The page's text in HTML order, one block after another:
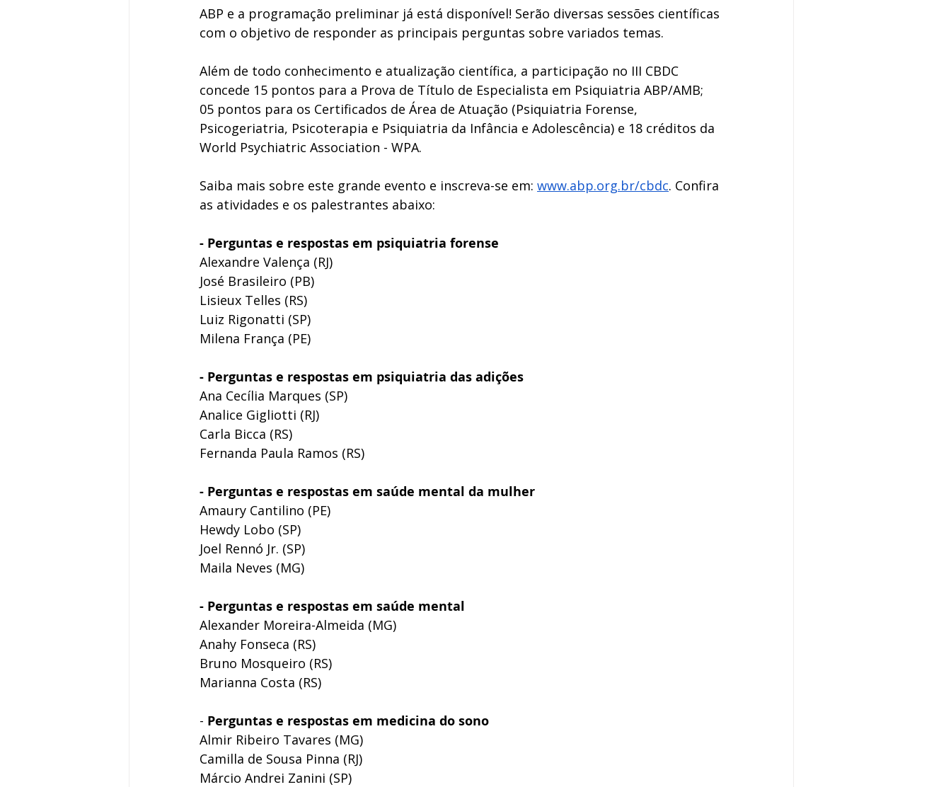
ABP e a programação preliminar já está disponível! Serão diversas sessões científicas
com o objetivo de responder as principais perguntas sobre variados temas.
Além de todo conhecimento e atualização científica, a participação no III CBDC
concede 15 pontos para a Prova de Título de Especialista em Psiquiatria ABP/AMB;
05 pontos para os Certificados de Área de Atuação (Psiquiatria Forense,
Psicogeriatria, Psicoterapia e Psiquiatria da Infância e Adolescência) e 18 créditos da
World Psychiatric Association - WPA.
Saiba mais sobre este grande evento e inscreva-se em: www.abp.org.br/cbdc. Confira
as atividades e os palestrantes abaixo:
- Perguntas e respostas em psiquiatria forense
Alexandre Valença (RJ)
José Brasileiro (PB)
Lisieux Telles (RS)
Luiz Rigonatti (SP)
Milena França (PE)
- Perguntas e respostas em psiquiatria das adições
Ana Cecília Marques (SP)
Analice Gigliotti (RJ)
Carla Bicca (RS)
Fernanda Paula Ramos (RS)
- Perguntas e respostas em saúde mental da mulher
Amaury Cantilino (PE)
Hewdy Lobo (SP)
Joel Rennó Jr. (SP)
Maila Neves (MG)
- Perguntas e respostas em saúde mental
Alexander Moreira-Almeida (MG)
Anahy Fonseca (RS)
Bruno Mosqueiro (RS)
Marianna Costa (RS)
- Perguntas e respostas em medicina do sono
Almir Ribeiro Tavares (MG)
Camilla de Sousa Pinna (RJ)
Márcio Andrei Zanini (SP)